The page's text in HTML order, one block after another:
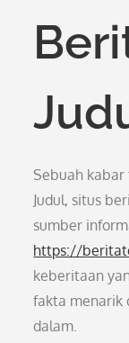
Sebuah
Judul, situs
sumber
https://
keberitaan
fakta menarik
dalam.